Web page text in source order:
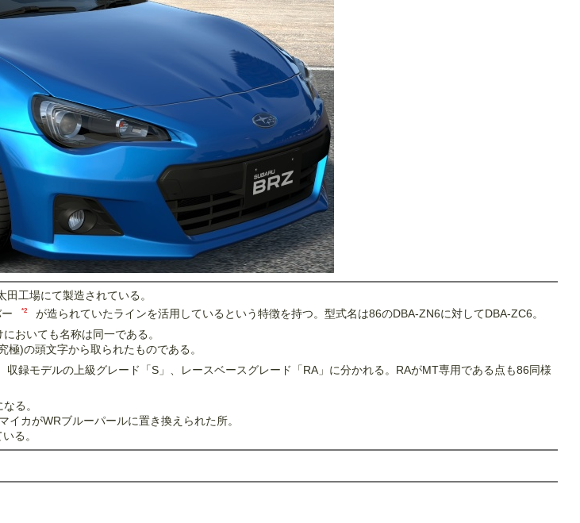
工場にて製造されている。
*2
が造られていたラインを活用しているという特徴を持つ。型式名は86のDBA-ZN6に対してDBA-ZC6。
おいても名称は同一である。
)の頭文字から取られたものである。
録モデルの上級グレード「S」、レースベースグレード「RA」に分かれる。RAがMT専用である点も86同様
る。
カがWRブルーパールに置き換えられた所。
る。